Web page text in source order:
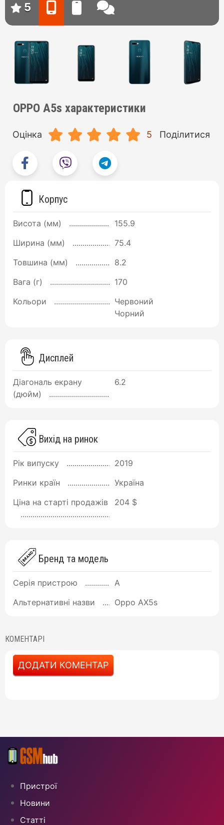
5
OPPO A5s характеристики
Оцінка 5 Поділитися
Корпус
Висота (мм)
155.9
Ширина (мм)
75.4
Товшина (мм)
8.2
Вага (г)
170
Кольори
Червоний
Чорний
Дисплей
Діагональ екрану
(дюйм)
6.2
Вихід на ринок
Рік випуску
2019
Ринки країн
Україна
Ціна на старті продажів
204 $
Бренд та модель
Серія пристрою
A
Альтернативні назви
Oppo AX5s
КОМЕНТАРІ
ДОДАТИ КОМЕНТАР
Пристрої
Новини
Статті